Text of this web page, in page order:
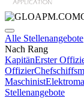
Alle Stellenangebote
Nach Rang
KapitänErster
Offizier
Maschinist
Stellenangebote